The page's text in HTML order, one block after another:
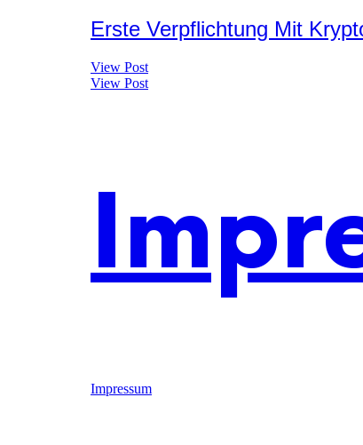
Erste Verpflichtung Mit
View Post
View Post
Impressum